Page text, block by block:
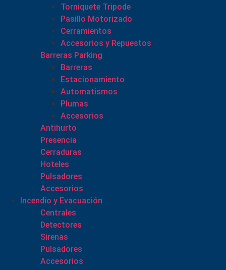
Torniquete Tripode
Pasillo Motorizado
Cerramientos
Accesorios y Repuestos
Barreras Parking
Barreras
Estacionamiento
Automatismos
Plumas
Accesorios
Antihurto
Presencia
Cerraduras
Hoteles
Pulsadores
Accesorios
Incendio y Evacuación
Centrales
Detectores
Sirenas
Pulsadores
Accesorios